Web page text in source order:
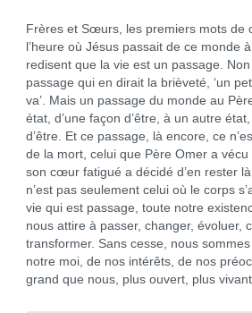
Frères et Sœurs, les premiers mots de
l’heure où Jésus passait de ce monde
redisent que la vie est un passage. Non
passage qui en dirait la brièveté, ‘un
va’. Mais un passage du monde au
état, d’une façon d’être, à un autre
d’être. Et ce passage, là encore, ce
de la mort, celui que Père Omer a
son cœur fatigué a décidé d’en rester
n’est pas seulement celui où le corps
vie qui est passage, toute notre
nous attire à passer, changer, évoluer,
transformer. Sans cesse, nous
notre moi, de nos intérêts, de nos
grand que nous, plus ouvert, plus